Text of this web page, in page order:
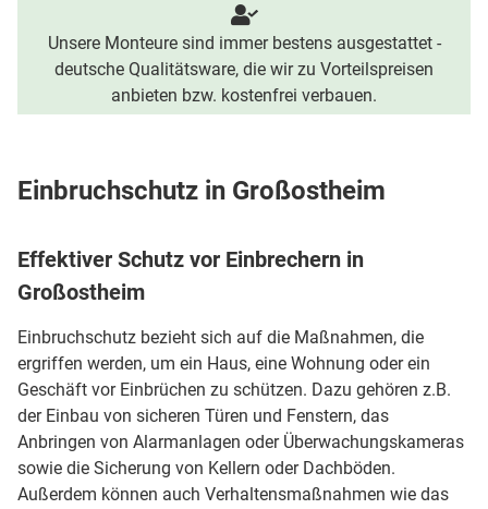
Unsere Monteure sind immer bestens ausgestattet -
deutsche Qualitätsware, die wir zu Vorteilspreisen
anbieten bzw. kostenfrei verbauen.
Einbruchschutz in Großostheim
Effektiver Schutz vor Einbrechern in
Großostheim
Einbruchschutz bezieht sich auf die Maßnahmen, die
ergriffen werden, um ein Haus, eine Wohnung oder ein
Geschäft vor Einbrüchen zu schützen. Dazu gehören z.B.
der Einbau von sicheren Türen und Fenstern, das
Anbringen von Alarmanlagen oder Überwachungskameras
sowie die Sicherung von Kellern oder Dachböden.
Außerdem können auch Verhaltensmaßnahmen wie das